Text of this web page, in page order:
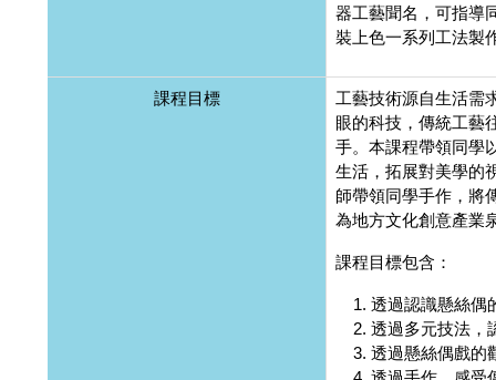
器工藝聞名，可指導
裝上色一系列工法製
課程目標
工藝技術源自生活需
眼的科技，傳統工藝
手。本課程帶領同學
生活，拓展對美學的
師帶領同學手作，將
為地方文化創意產業
課程目標包含：
透過認識懸絲偶
透過多元技法，
透過懸絲偶戲的